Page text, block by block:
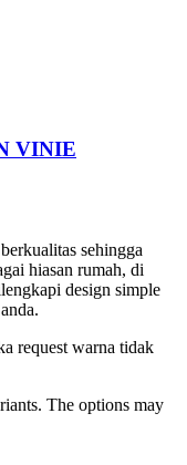
VINIE
sehingga
hiasan rumah, di
design simple
request warna tidak
The options may